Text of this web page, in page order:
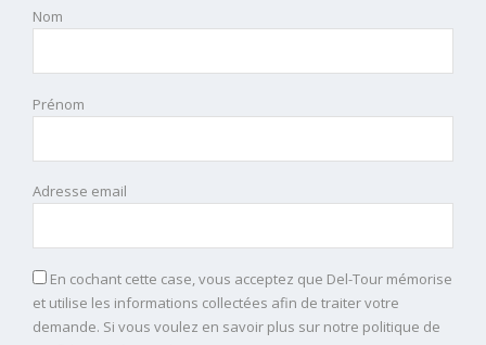
Nom
Prénom
Adresse email
En cochant cette case, vous acceptez que Del-Tour mémorise
et utilise les informations collectées afin de traiter votre
demande. Si vous voulez en savoir plus sur notre politique de